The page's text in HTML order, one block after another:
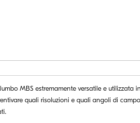
MBS estremamente versatile e
quali risoluzioni e quali angoli di